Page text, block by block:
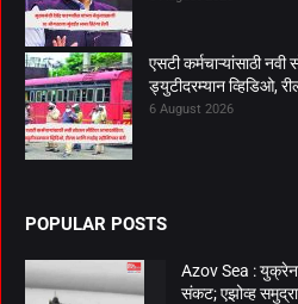
एसटी कर्मचाऱ्यांसाठी
ड्युटीदरम्यान व्हिडिओ,
6 August 2026
POPULAR POSTS
Azov Sea :
संकट; एझोव्ह